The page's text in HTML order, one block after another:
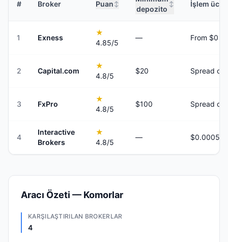
# Broker Puan ↕
depozito
↕ İşlem
1 Exness
★
4.85/5
— From $0
2 Capital.com
★
4.8/5
$20 Spread
3 FxPro
★
4.8/5
$100 Spread
4
Interactive
Brokers
★
4.8/5
—
Aracı Özeti — Komorlar
KARŞILAŞTIRILAN BROKERLAR
4